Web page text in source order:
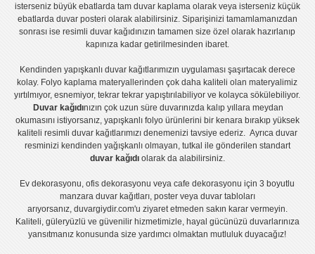
isterseniz büyük ebatlarda tam duvar kaplamaolarak veya isterseniz küçük
ebatlarda duvar posteri olarak alabilirsiniz. Siparişinizi tamamlamanızdan
sonrası iseresimli duvar kağıdınızın tamamen size özel olarak hazırlanıp
kapınıza kadar getirilmesinden ibaret.
Kendinden yapışkanlı duvar kağıtlarımızın uygulamasışaşırtacak derece
kolay. Folyo kaplama materyallerinden çok daha kaliteli olanmateryalimiz
yırtılmıyor, esnemiyor, tekrar tekrar yapıştırılabiliyor ve kolayca sökülebiliyor.
Duvar kağıdınızın çok uzun süre duvarınızda kalıp yıllara meydan
okumasını istiyorsanız, yapışkanlı folyoürünlerini bir kenara bırakıp yüksek
kaliteli resimli duvar kağıtlarımızı denemenizi tavsiye ederiz. Ayrıca duvar
resminizi kendinden yağışkanlı olmayan, tutkal ile gönderilen standart
duvar kağıdıolarak da alabilirsiniz.
Ev dekorasyonu,ofis dekorasyonu veyacafe dekorasyonu için3 boyutlu
manzara duvar kağıtları, posterveya duvar tabloları
arıyorsanız, duvargiydir.com'u ziyaret etmeden sakın karar vermeyin.
Kaliteli, güleryüzlü ve güvenilir hizmetimizle, hayal gücünüzü duvarlarınıza
yansıtmanız konusunda size yardımcı olmaktan mutluluk duyacağız!